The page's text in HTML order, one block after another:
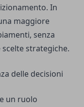
In
maggiore
senza
strategiche.
delle decisioni
un ruolo